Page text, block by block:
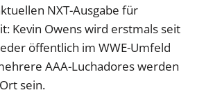
NXT-Ausgabe für
Kevin Owens wird erstmals seit
öffentlich im WWE-Umfeld
AAA-Luchadores werden
sein.